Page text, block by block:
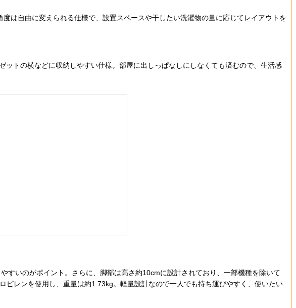
は自由に変えられる仕様で、設置スペースや干したい洗濯物の量に応じてレイアウトを
トの横などに収納しやすい仕様。部屋に出しっぱなしにしなくても済むので、生活感
いのがポイント。さらに、脚部は高さ約10cmに設計されており、一部機種を除いて
レンを使用し、重量は約1.73kg。軽量設計なので一人でも持ち運びやすく、使いたい